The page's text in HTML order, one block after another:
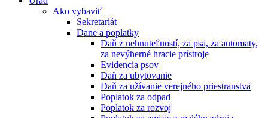
Ako vybaviť
Sekretariát
Dane a poplatky
Daň z nehnuteľností, za psa, za automaty,
za nevýherné hracie prístroje
Evidencia psov
Daň za ubytovanie
Daň za užívanie verejného priestranstva
Poplatok za odpad
Poplatok za rozvoj